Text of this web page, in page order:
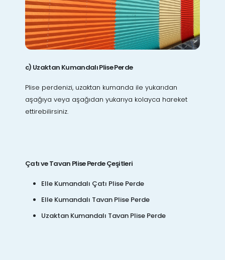
c) Uzaktan Kumandalı Plise Perde
Plise perdenizi, uzaktan kumanda ile yukarıdan
aşağıya veya aşağıdan yukarıya kolayca hareket
ettirebilirsiniz.
Çatı ve Tavan Plise Perde Çeşitleri
Elle Kumandalı Çatı Plise Perde
Elle Kumandalı Tavan Plise Perde
Uzaktan Kumandalı Tavan Plise Perde